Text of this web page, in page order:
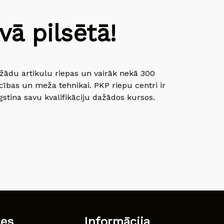
pilsētā!
artikulu riepas un vairāk nekā 300
un meža tehnikai. PKP riepu centri ir
savu kvalifikāciju dažādos kursos.